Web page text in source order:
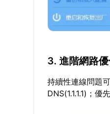
3. 進階網路
持續性連線問題
DNS(1.1.1.1)；